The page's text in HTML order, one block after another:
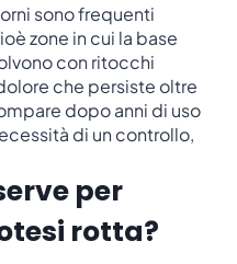
sono frequenti
zone in cui la base
con ritocchi
che persiste oltre
dopo anni di uso
di un controllo,
per
rotta?